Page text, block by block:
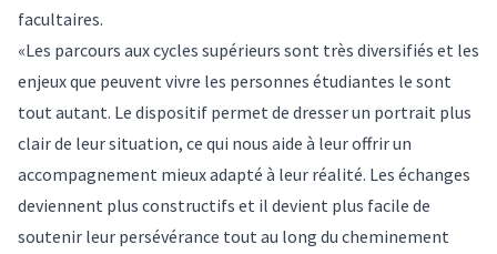
facultaires.
«Les parcours aux cycles supérieurs sont très diversifiés et les
enjeux que peuvent vivre les personnes étudiantes le sont
tout autant. Le dispositif permet de dresser un portrait plus
clair de leur situation, ce qui nous aide à leur offrir un
accompagnement mieux adapté à leur réalité. Les échanges
deviennent plus constructifs et il devient plus facile de
soutenir leur persévérance tout au long du cheminement